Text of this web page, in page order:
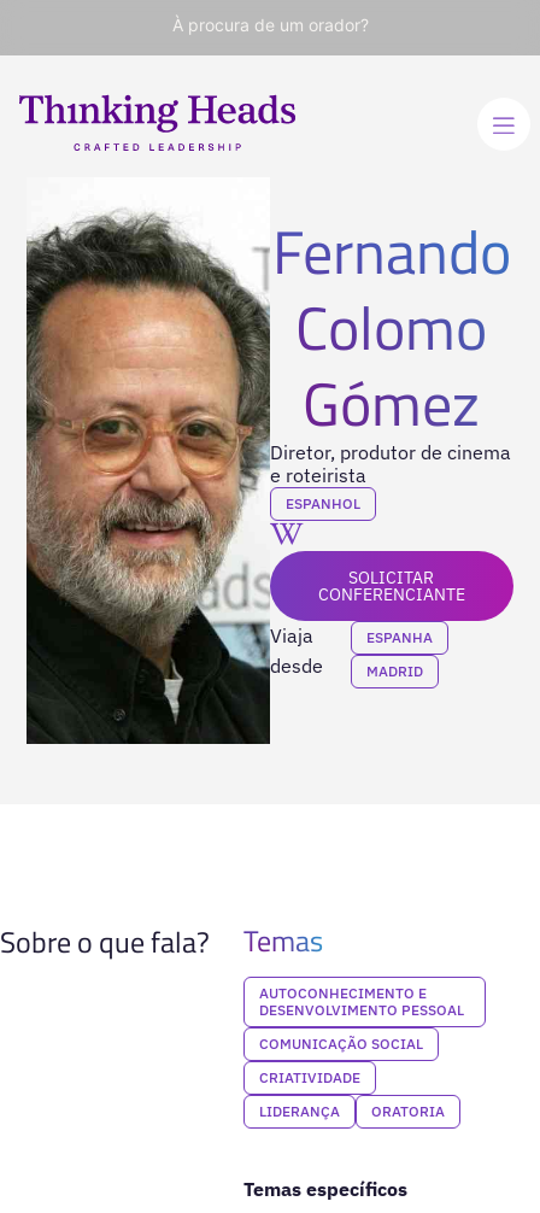
À procura de um orador?
Fernando
Colomo
Gómez
Diretor, produtor de cinema
e roteirista
ESPANHOL
SOLICITAR
CONFERENCIANTE
Viaja
desde
ESPANHA
MADRID
Sobre o que fala? Temas
AUTOCONHECIMENTO E
DESENVOLVIMENTO PESSOAL
COMUNICAÇÃO SOCIAL
CRIATIVIDADE
LIDERANÇA
ORATORIA
Temas específicos